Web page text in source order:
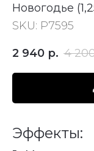
Новогодье
SKU: Р7595
2 940 р. 4
Эффекты: